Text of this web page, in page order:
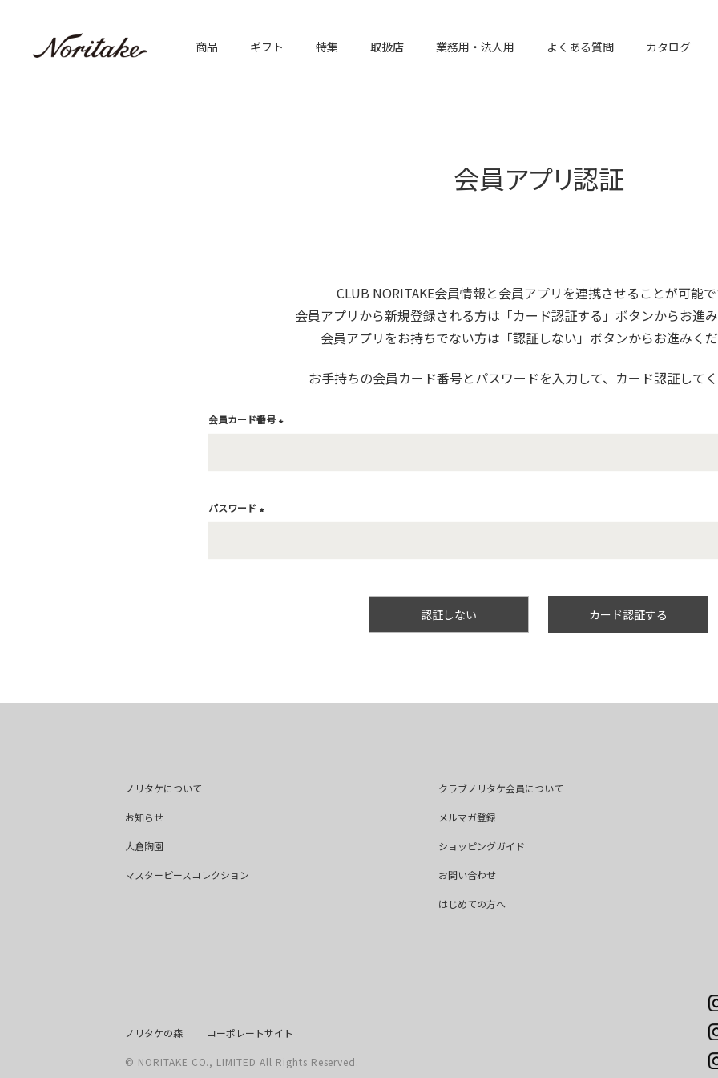
商品 ギフト 特集 取扱店 業務用・法人用 よくある質問 カタログ
会員アプリ認証
CLUB NORITAKE会員情報と会員アプリを連携させることが可能で
会員アプリから新規登録される方は「カード認証する」ボタンからお進み
会員アプリをお持ちでない方は「認証しない」ボタンからお進みくだ
お手持ちの会員カード番号とパスワードを入力して、カード認証してく
会員カード番号
パスワード
カード認証する
認証しない
ノリタケについて
お知らせ
大倉陶園
マスターピースコレクション
クラブノリタケ会員について
メルマガ登録
ショッピングガイド
お問い合わせ
はじめての方へ
ノリタケの森 コーポレートサイト
© NORITAKE CO., LIMITED All Rights Reserved.